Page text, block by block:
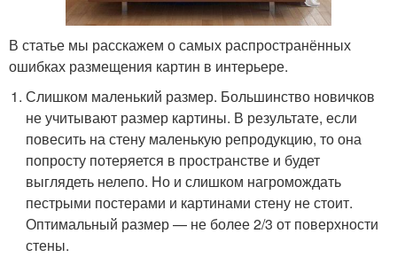
В статье мы расскажем о самых распространённых
ошибках размещения картин в интерьере.
Слишком маленький размер. Большинство новичков
не учитывают размер картины. В результате, если
повесить на стену маленькую репродукцию, то она
попросту потеряется в пространстве и будет
выглядеть нелепо. Но и слишком нагромождать
пестрыми постерами и картинами стену не стоит.
Оптимальный размер — не более 2/3 от поверхности
стены.